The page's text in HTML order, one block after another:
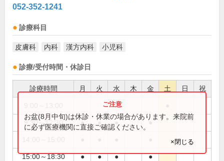
052-352-1241
診療科目
皮膚科 内科 漢方内科 小児科
診療/受付時間・休診日
診療時間 月 火 水 木 金 土 日 祝
9:30～12:30 ● ● ● ●
15:00～18:30 ● ● ● ●
お盆(8月中旬)は休診・休業の場合があります。来院前
に必ず医療機関に直接ご確認ください。
×閉じる